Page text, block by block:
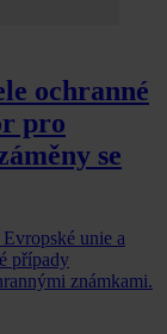
ochranné
pro
se
unie a
případy
známkami.